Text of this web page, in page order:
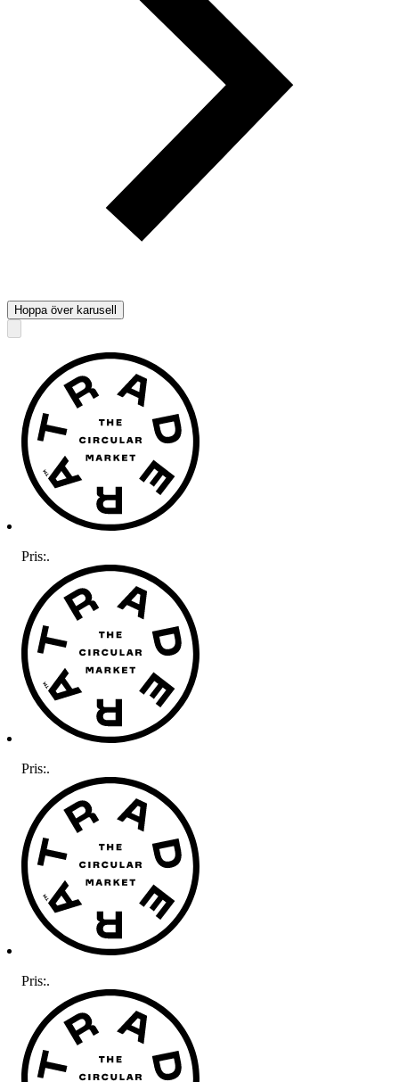
Hoppa över karusell
Pris:.
Pris:.
Pris:.